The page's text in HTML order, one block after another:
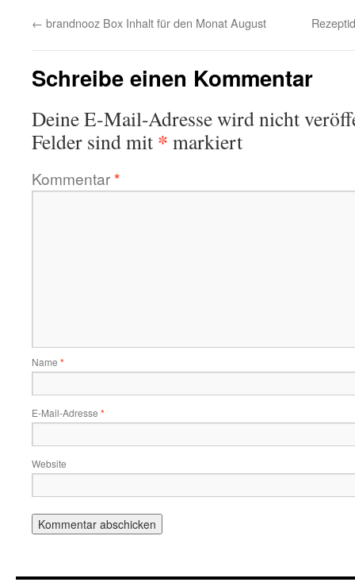
← brandnooz Box Inhalt für den Monat August
Schreibe einen Kommentar
Deine E-Mail-Adresse wird nicht
Felder sind mit * markiert
Kommentar*
Name *
E-Mail-Adresse *
Website